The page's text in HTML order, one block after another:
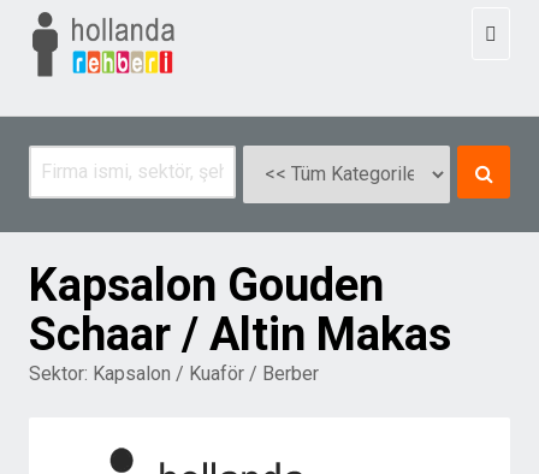
Kapsalon Gouden
Schaar / Altin Makas
Sektor: Kapsalon / Kuaför / Berber